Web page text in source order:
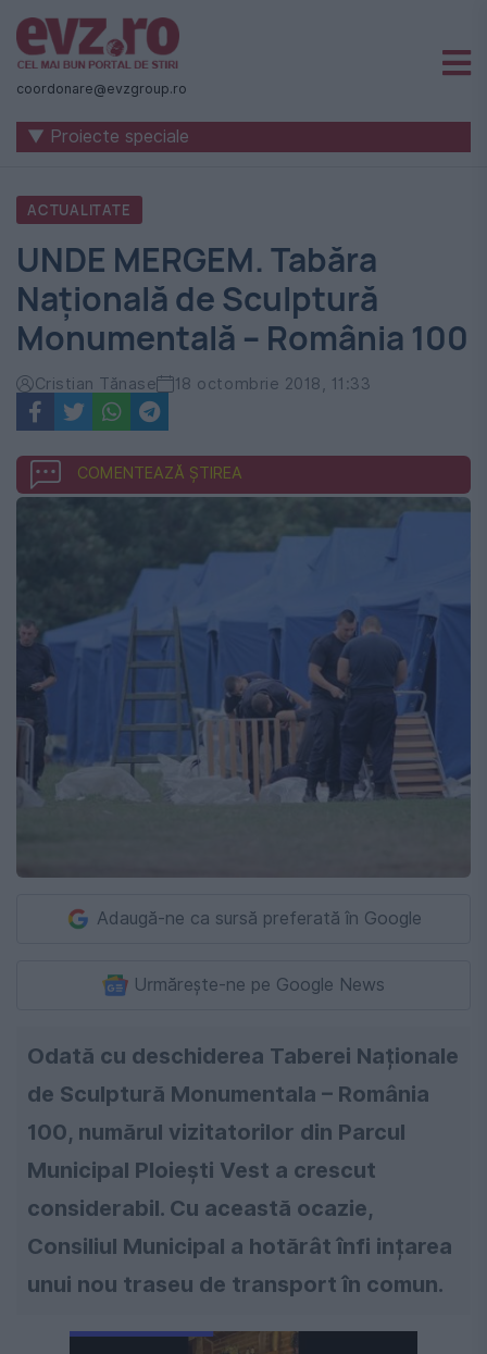
Știri
naționale
internaționale
România
-
Evenimentul
Zilei
coordonare@evzgroup.ro
▼ Proiecte speciale
ACTUALITATE
UNDE MERGEM. Tabăra
Națională de Sculptură
Monumentală – România 100
Cristian Tănase 18 octombrie 2018, 11:33
COMENTEAZĂ ȘTIREA
Adaugă-ne ca sursă preferată în Google
Urmărește-ne pe Google News
Odată cu deschiderea Taberei Naționale
de Sculptură Monumentala – România
100, numărul vizitatorilor din Parcul
Municipal Ploiești Vest a crescut
considerabil. Cu această ocazie,
Consiliul Municipal a hotărât înfi ințarea
unui nou traseu de transport în comun.